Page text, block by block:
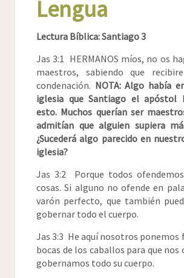
Lengua
Lectura Bíblica: Santiago 3
Jas 3:1 HERMANOS míos, no os
maestros, sabiendo que
condenación. NOTA: Algo había
iglesia que Santiago el apóstol
esto. Muchos querían ser
admitían que alguien supiera
¿Sucederá algo parecido en
iglesia?
Jas 3:2 Porque todos
cosas. Si alguno no ofende en
varón perfecto, que también
gobernar todo el cuerpo.
Jas 3:3 He aquí nosotros ponemos
bocas de los caballos para que nos
gobernamos todo su cuerpo.